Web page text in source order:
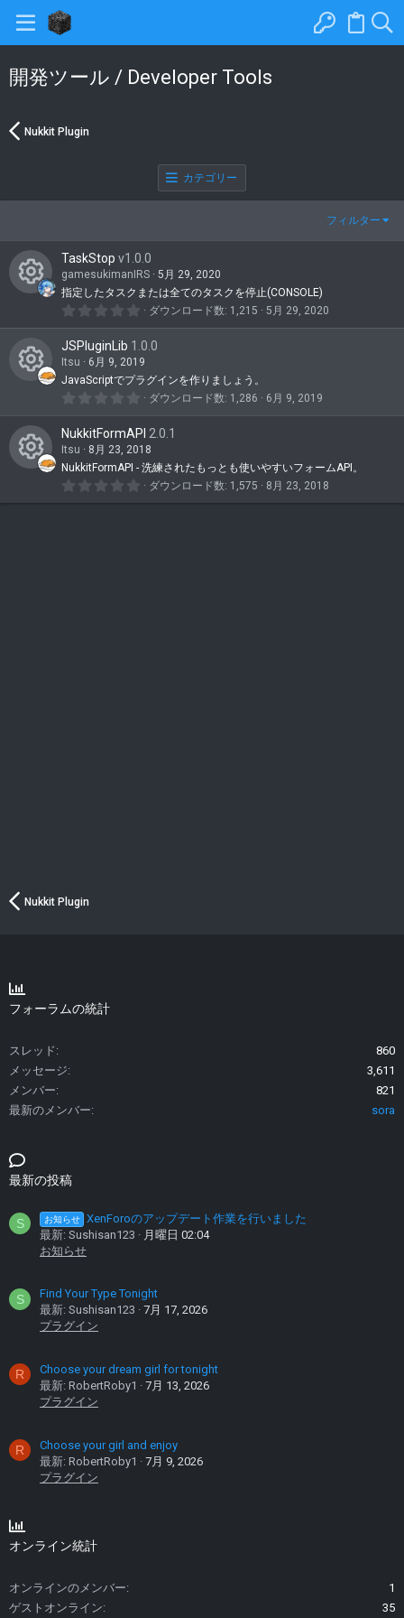
開発ツール / Developer Tools
Nukkit Plugin
カテゴリー
フィルター
ン
テ
ン
ツ
ア
イ
TaskStop v1.0.0
gamesukimanIRS
5月 29, 2020
指定したタスクまたは全てのタスクを停止(CONSOLE)
0
0
つ
星
ダウンロード数 1,215 5月 29, 2020
ン
テ
ン
ツ
JSPluginLib 1.0.0
Itsu
6月 9, 2019
JavaScriptでプラグインを作りましょう。
0
0
つ
星
ダウンロード数 1,286 6月 9, 2019
ン
NukkitFormAPI 2.0.1
Itsu
8月 23, 2018
NukkitFormAPI - 洗練されたもっとも使いやすいフォームAPI。
0 ダウンロード数 1,575 8月 23, 2018
Nukkit Plugin
フォーラムの統計
スレッド
860
メッセージ
3,611
メンバー
821
最新のメンバー
sora
最新の投稿
S お知らせ XenForoのアップデート作業を行いました
最新: Sushisan123
月曜日 02:04
お知らせ
S
Find Your Type Tonight
最新: Sushisan123
7月 17, 2026
プラグイン
R
Choose your dream girl for tonight
最新: RobertRoby1
7月 13, 2026
プラグイン
R
Choose your girl and enjoy
最新: RobertRoby1
7月 9, 2026
プラグイン
オンライン統計
オンラインのメンバー
1
ゲストオンライン
35